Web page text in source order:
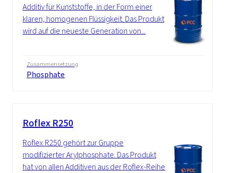
Additiv für Kunststoffe, in der Form einer
klaren, homogenen Flüssigkeit. Das Produkt
wird auf die neueste Generation von...
Zusammensetzung
Phosphate
Roflex R250
Roflex R250 gehört zur Gruppe
modifizierter Arylphosphate. Das Produkt
hat von allen Additiven aus der Roflex-Reihe